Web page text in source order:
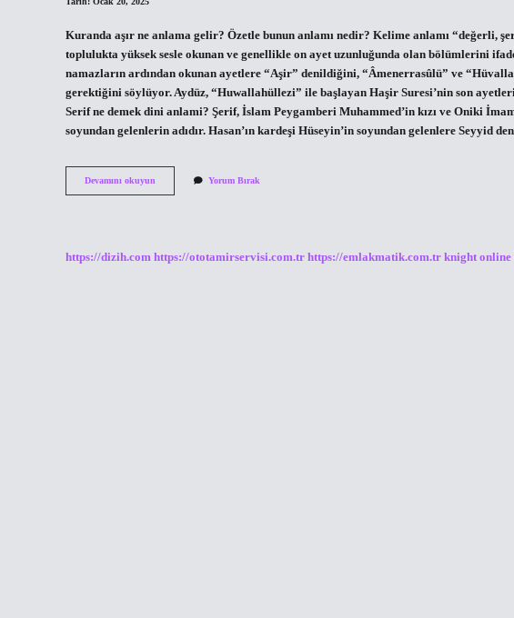
Kuranda aşır ne anlama gelir? Özetle bunun anlamı nedir? Kelime anlamı “değerli,
toplulukta yüksek sesle okunan ve genellikle on ayet uzunluğunda olan bölümlerini
namazların ardından okunan ayetlere “Aşir” denildiğini, “Âmenerrasûlü” ve
gerektiğini söylüyor. Aydüz, “Huwallahüllezi” ile başlayan Haşir Suresi’nin son
Serif ne demek dini anlami? Şerif, İslam Peygamberi Muhammed’in kızı ve Oniki
soyundan gelenlerin adıdır. Hasan’ın kardeşi Hüseyin’in soyundan gelenlere Seyyid
Devamını okuyun
Ne
Yorum Bırak
https://dizih.com https://ototamirservisi.com.tr https://emlakmatik.com.tr knight online